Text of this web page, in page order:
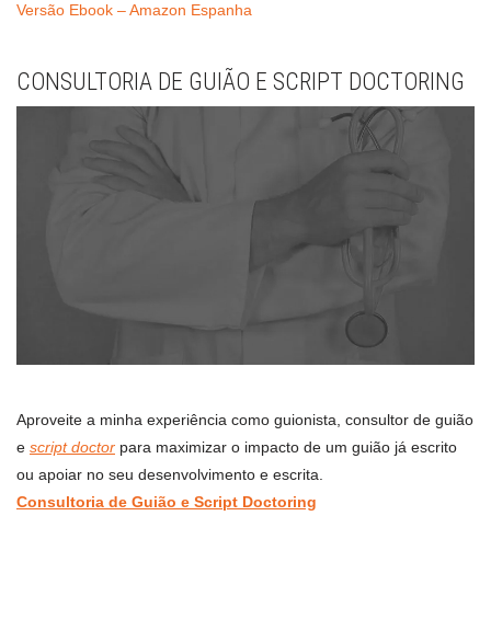
Versão Ebook – Amazon Espanha
CONSULTORIA DE GUIÃO E SCRIPT DOCTORING
Aproveite a minha experiência como guionista, consultor de guião
e script doctor para maximizar o impacto de um guião já escrito
ou apoiar no seu desenvolvimento e escrita.
Consultoria de Guião e Script Doctoring